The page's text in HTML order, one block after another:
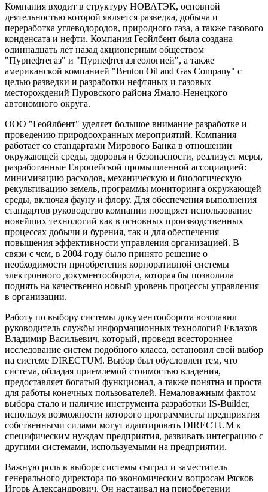
Компания входит в структуру НОВАТЭК, основной
деятельностью которой является разведка, добыча и
переработка углеводородов, природного газа, а также газового
конденсата и нефти. Компания Геойлбент была создана
одиннадцать лет назад акционерным обществом
"Пурнефтегаз" и "Пурнефтегазгеологией", а также
американской компанией "Benton Oil and Gas Company" с
целью разведки и разработки нефтяных и газовых
месторождений Пуровского района Ямало-Ненецкого
автономного округа.
ООО "Геойлбент" уделяет большое внимание разработке и
проведению природоохранных мероприятий. Компания
работает со стандартами Мирового Банка в отношении
окружающей среды, здоровья и безопасности, реализует меры,
разработанные Европейской промышленной ассоциацией:
минимизацию расходов, механическую и биологическую
рекультивацию земель, программы мониторинга окружающей
среды, включая фауну и флору. Для обеспечения выполнения
стандартов руководство компании поощряет использование
новейших технологий как в основных производственных
процессах добычи и бурения, так и для обеспечения
повышения эффективности управления организацией. В
связи с чем, в 2004 году было принято решение о
необходимости приобретения корпоративной системы
электронного документооборота, которая бы позволила
поднять на качественно новый уровень процессы управления
в организации.
Работу по выбору системы документооборота возглавил
руководитель службы информационных технологий Евлахов
Владимир Васильевич, который, проведя всестороннее
исследование систем подобного класса, остановил свой выбор
на системе DIRECTUM. Выбор был обусловлен тем, что
система, обладая приемлемой стоимостью владения,
предоставляет богатый функционал, а также понятна и проста
для работы конечных пользователей. Немаловажным фактом
выбора стало и наличие инструмента разработки IS-Builder,
используя возможности которого программисты предприятия
собственными силами могут адаптировать DIRECTUM к
специфическим нуждам предприятия, развивать интеграцию с
другими системами, используемыми на предприятии.
Важную роль в выборе системы сыграл и заместитель
генерального директора по экономическим вопросам Рясков
Игорь Александрович. Он настаивал на приобретении